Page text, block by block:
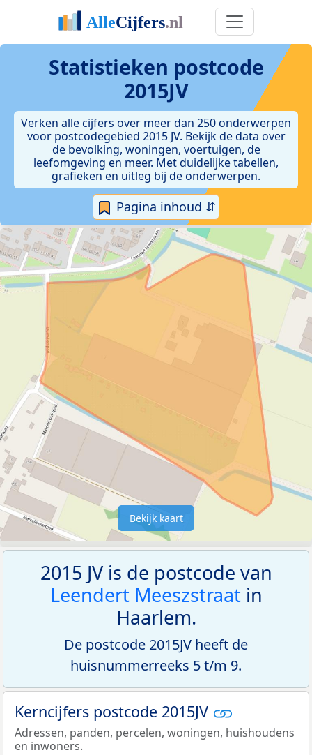
Statistieken postcode
2015JV
Verken alle cijfers over meer dan 250 onderwerpen
voor postcodegebied 2015 JV. Bekijk de data over
de bevolking, woningen, voertuigen, de
leefomgeving en meer. Met duidelijke tabellen,
grafieken en uitleg bij de onderwerpen.
Pagina inhoud ⇵
Bekijk kaart
2015 JV is de postcode van
Leendert Meeszstraatin
Haarlem.
De postcode 2015JV heeft de
huisnummerreeks 5 t/m 9.
Kerncijfers postcode 2015JV
Adressen, panden, percelen, woningen, huishoudens
en inwoners.